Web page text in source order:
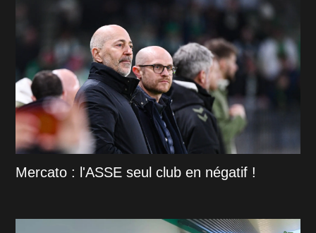
Mercato : l'ASSE seul club en négatif !